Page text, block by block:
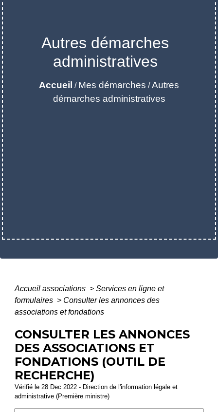
Autres démarches
administratives
Accueil / Mes démarches /Autres
démarches administratives
Accueil associations > Services en ligne et
formulaires > Consulter les annonces des
associations et fondations
CONSULTER LES ANNONCES
DES ASSOCIATIONS ET
FONDATIONS (OUTIL DE
RECHERCHE)
Vérifié le 28 Dec 2022 - Direction de l'information légale et
administrative (Première ministre)